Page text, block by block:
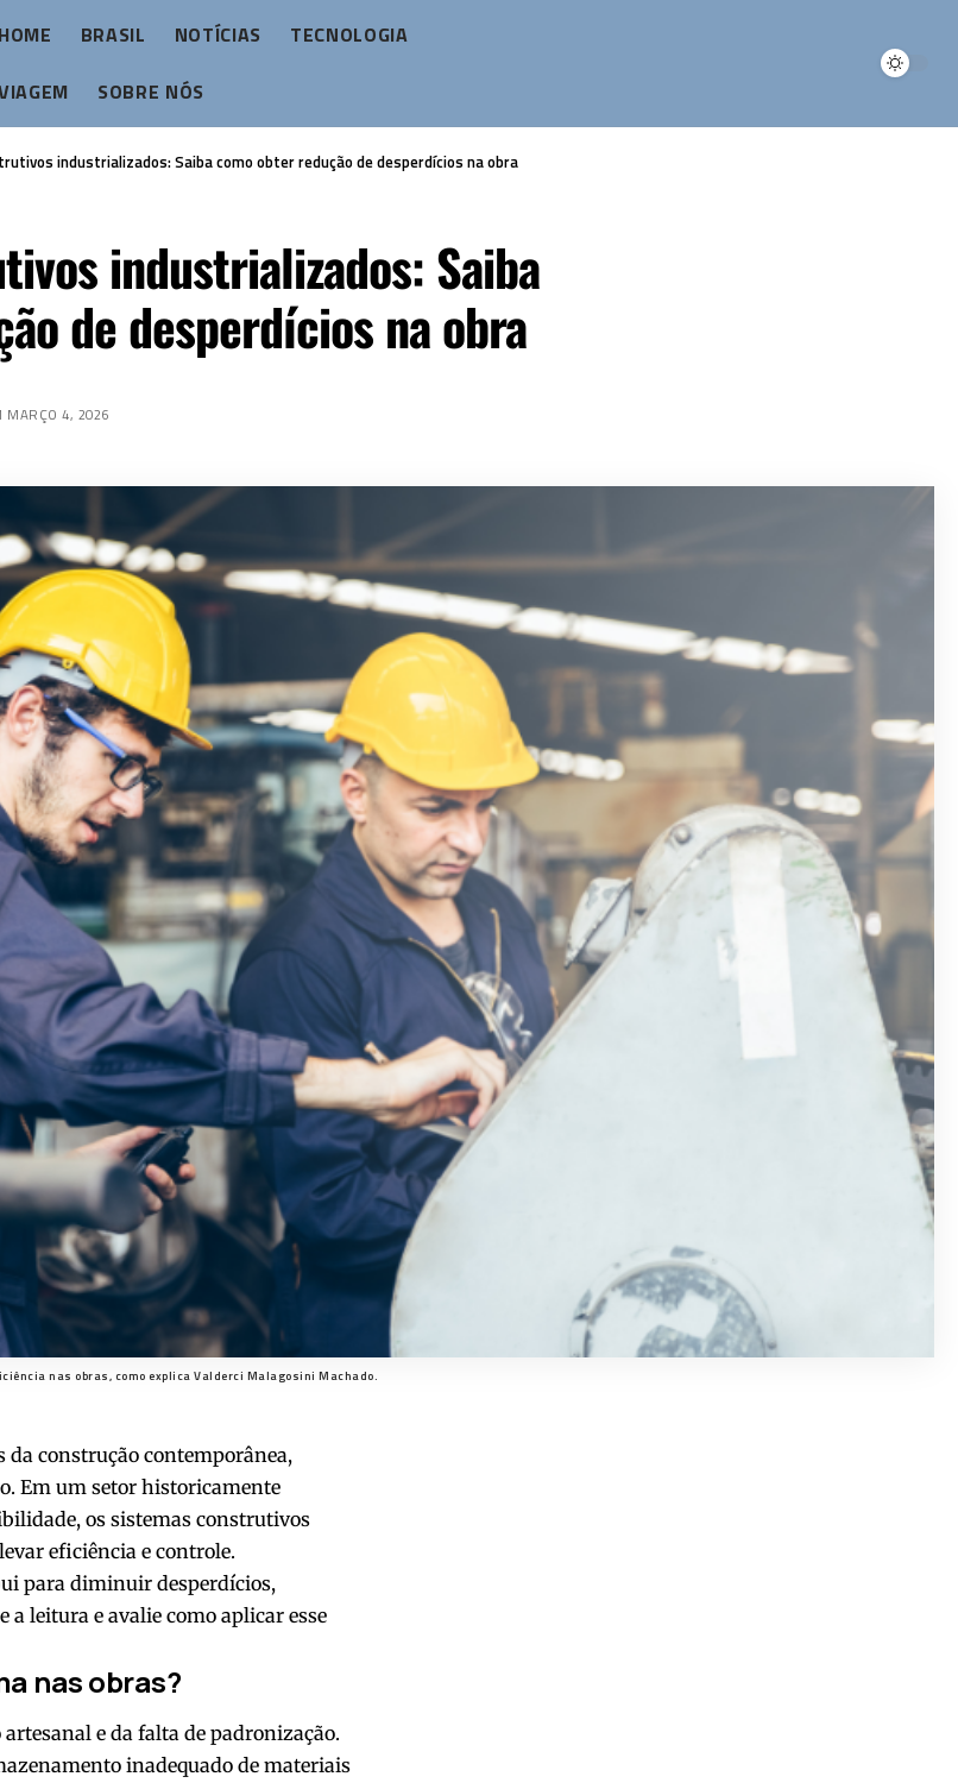
HOME BRASIL NOTÍCIAS
TECNOLOGIA
SOBRE NÓS
industrializados: Saiba como obter redução de desperdícios na obra
industrializados: Saiba
de desperdícios na obra
MARÇO 4, 2026
nas obras, como explica Valderci Malagosini Machado.
da construção contemporânea,
Em um setor historicamente
os sistemas construtivos
eficiência e controle.
para diminuir desperdícios,
leitura e avalie como aplicar esse
nas obras?
e da falta de padronização.
inadequado de materiais